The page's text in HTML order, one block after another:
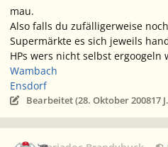
mau.
Also falls du zufälligerweise
Supermärkte es sich jeweils
HPs wers nicht selbst ergoogeln
Wambach
Ensdorf
Bearbeitet (28. Oktober 200817 J.